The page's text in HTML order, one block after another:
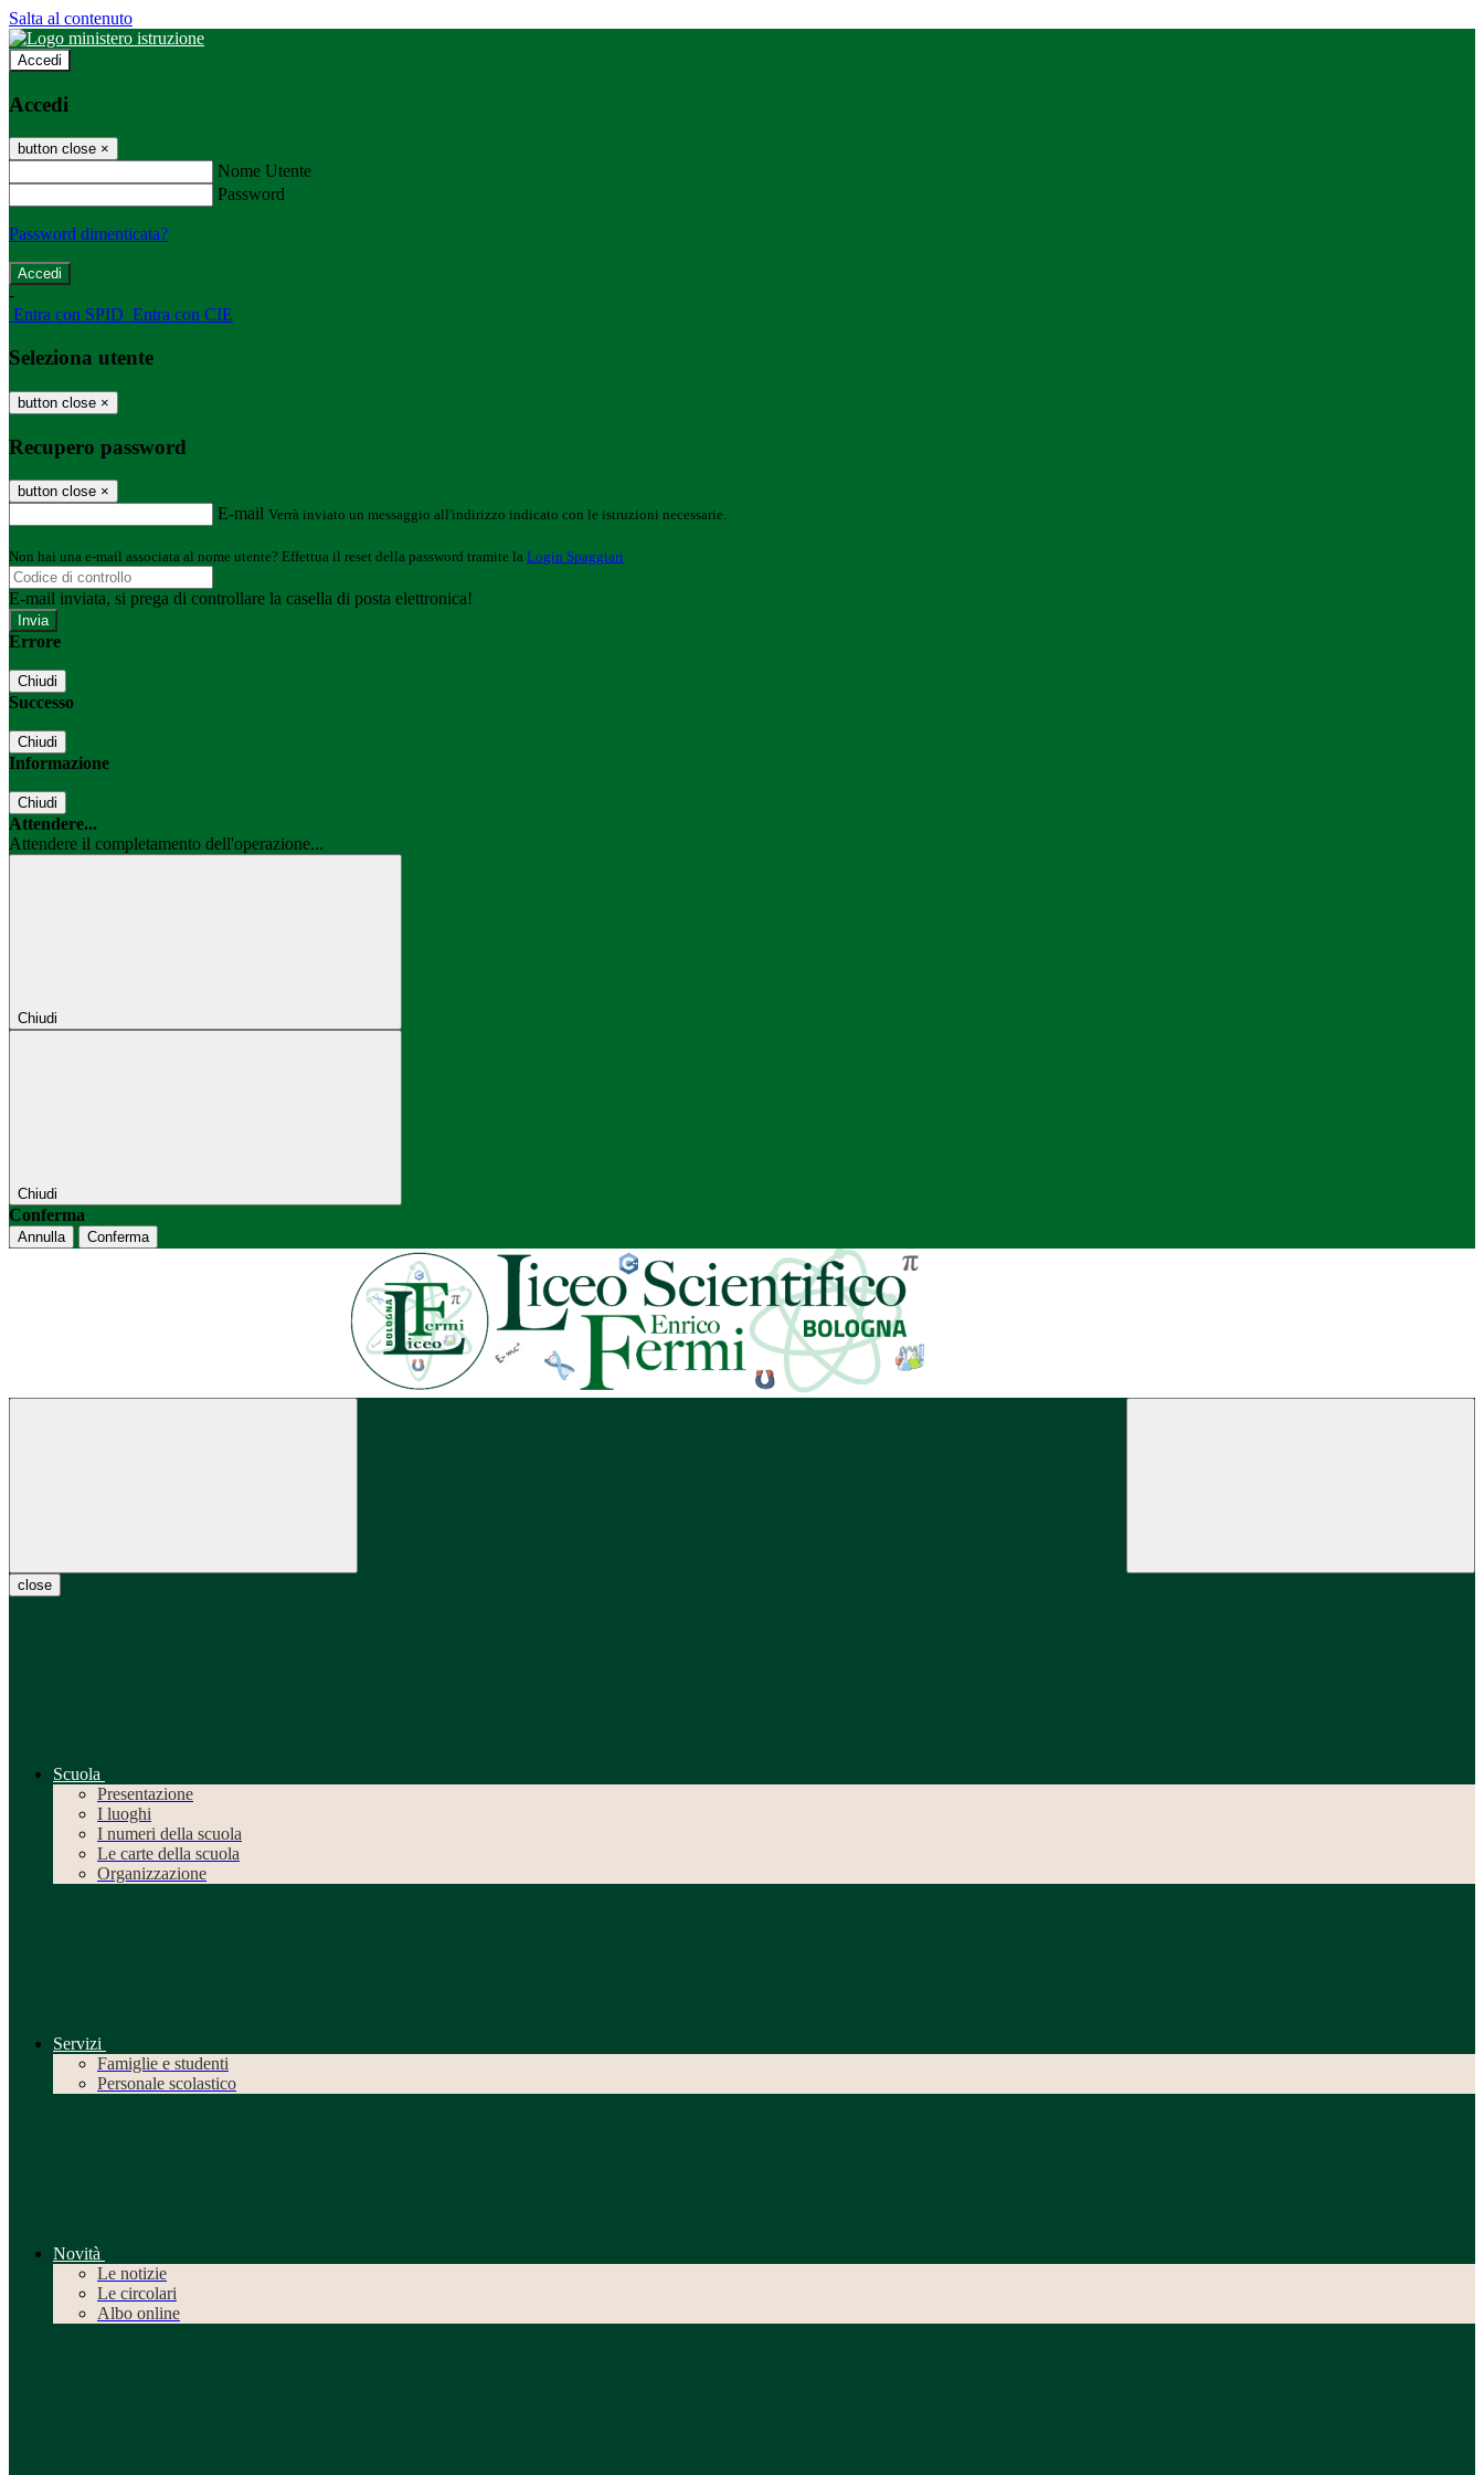
Salta al contenuto
Accedi
Accedi
button close ×
Nome Utente
Password
Password dimenticata?
-
Entra con SPID Entra con CIE
Seleziona utente
button close ×
Recupero password
button close ×
E-mail Verrà inviato un messaggio all'indirizzo indicato con le istruzioni necessarie.
Non hai una e-mail associata al nome utente? Effettua il reset della password tramite la Login Spaggiari
E-mail inviata, si prega di controllare la casella di posta elettronica!
Errore
Chiudi
Successo
Chiudi
Informazione
Chiudi
Attendere...
Attendere il completamento dell'operazione...
Chiudi
Chiudi
Conferma
Annulla Conferma
close
Scuola
Presentazione
I luoghi
I numeri della scuola
Le carte della scuola
Organizzazione
Servizi
Famiglie e studenti
Personale scolastico
Novità
Le notizie
Le circolari
Albo online